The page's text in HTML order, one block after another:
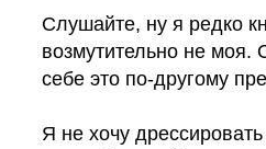
Слушайте, ну я редко
возмутительно не моя.
себе это по-другому
Я не хочу